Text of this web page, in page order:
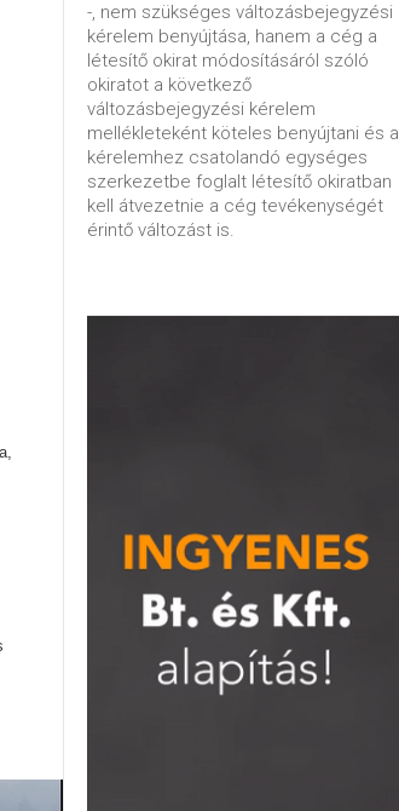
-, nem szükséges változásbejegyzési
kérelem benyújtása, hanem a cég a
létesítő okirat módosításáról szóló
okiratot a következő
változásbejegyzési kérelem
mellékleteként köteles benyújtani és a
kérelemhez csatolandó egységes
szerkezetbe foglalt létesítő okiratban
kell átvezetnie a cég tevékenységét
érintő változást is.